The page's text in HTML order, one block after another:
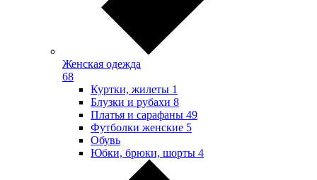
Женская одежда
68
Куртки, жилеты 1
Блузки и рубахи 8
Платья и сарафаны 49
Футболки женские 5
Обувь
Юбки, брюки, шорты 4